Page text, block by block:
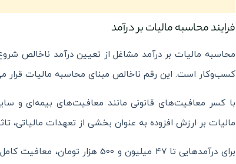
فرایند محاسبه مالیات بر درآمد
محاسبه مالیات بر درآمد مشاغل از تعیین درآمد ناخالص
کسب‌وکار است. این رقم ناخالص مبنای محاسبه مالیات قرار
با کسر معافیت‌های قانونی مانند معافیت‌های بیمه‌ای و
مالیات بر ارزش افزوده به عنوان بخشی از تعهدات مالیاتی،